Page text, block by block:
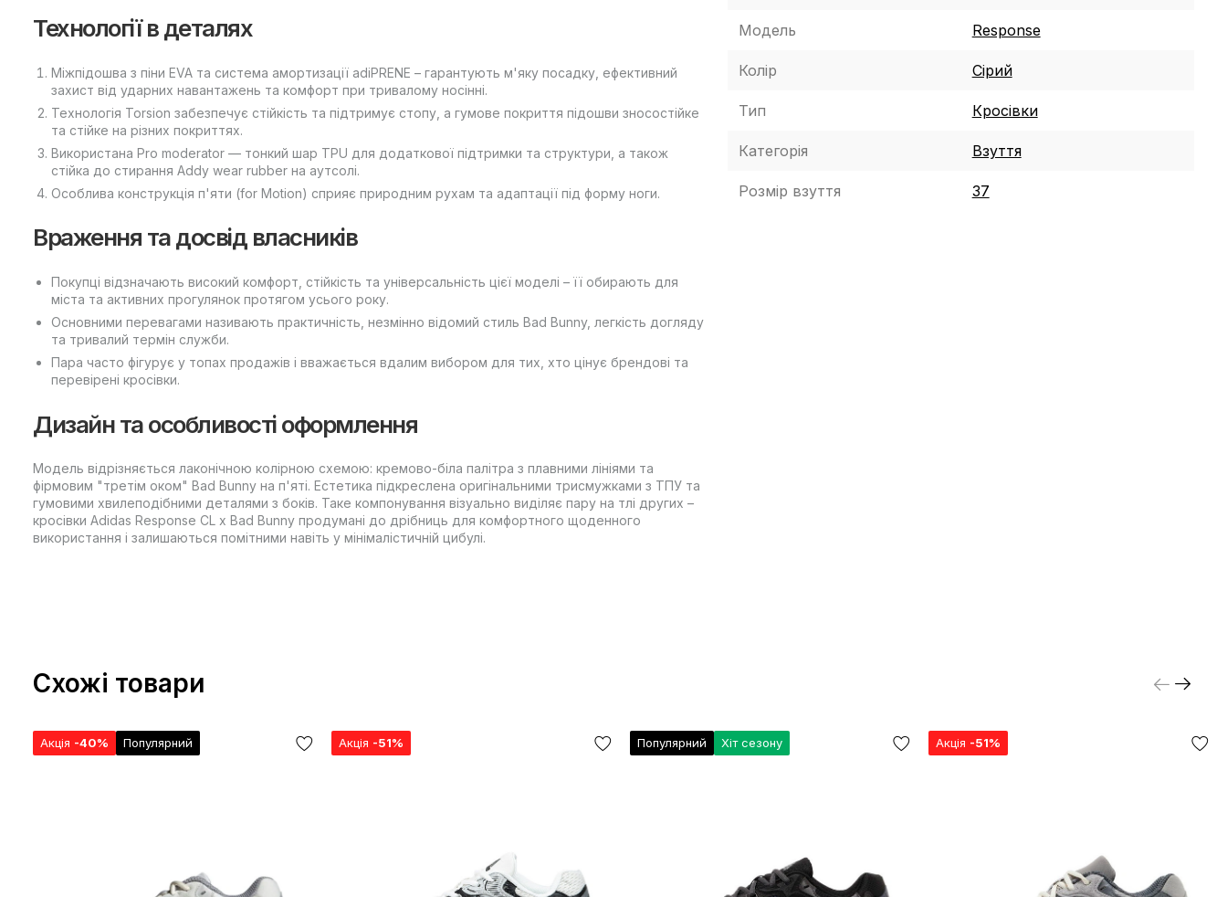
Технології в деталях
Міжпідошва з піни EVA та система амортизації adiPRENE – гарантують м'яку посадку, ефективний
захист від ударних навантажень та комфорт при тривалому носінні.
Технологія Torsion забезпечує стійкість та підтримує стопу, а гумове покриття підошви зносостійке
та стійке на різних покриттях.
Використана Pro moderator — тонкий шар TPU для додаткової підтримки та структури, а також
стійка до стирання Addy wear rubber на аутсолі.
Особлива конструкція п'яти (for Motion) сприяє природним рухам та адаптації під форму ноги.
Враження та досвід власників
Покупці відзначають високий комфорт, стійкість та універсальність цієї моделі – її обирають для
міста та активних прогулянок протягом усього року.
Основними перевагами називають практичність, незмінно відомий стиль Bad Bunny, легкість догляду
та тривалий термін служби.
Пара часто фігурує у топах продажів і вважається вдалим вибором для тих, хто цінує брендові та
перевірені кросівки.
Дизайн та особливості оформлення
Модель відрізняється лаконічною колірною схемою: кремово-біла палітра з плавними лініями та
фірмовим "третім оком" Bad Bunny на п'яті. Естетика підкреслена оригінальними трисмужками з ТПУ та
гумовими хвилеподібними деталями з боків. Таке компонування візуально виділяє пару на тлі других –
кросівки Adidas Response CL x Bad Bunny продумані до дрібниць для комфортного щоденного
використання і залишаються помітними навіть у мінімалістичній цибулі.
Модель Response
Колір Сірий
Тип Кросівки
Категорія Взуття
Розмір взуття 37
Схожі товари
Акція -40% Популярний Акція -51% Популярний Хіт сезону Акція -51%